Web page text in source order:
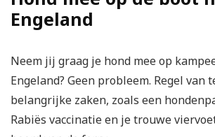
Engeland
Neem jij graag je hond mee op
Engeland? Geen probleem. Regel van
belangrijke zaken, zoals een
Rabiës vaccinatie en je trouwe